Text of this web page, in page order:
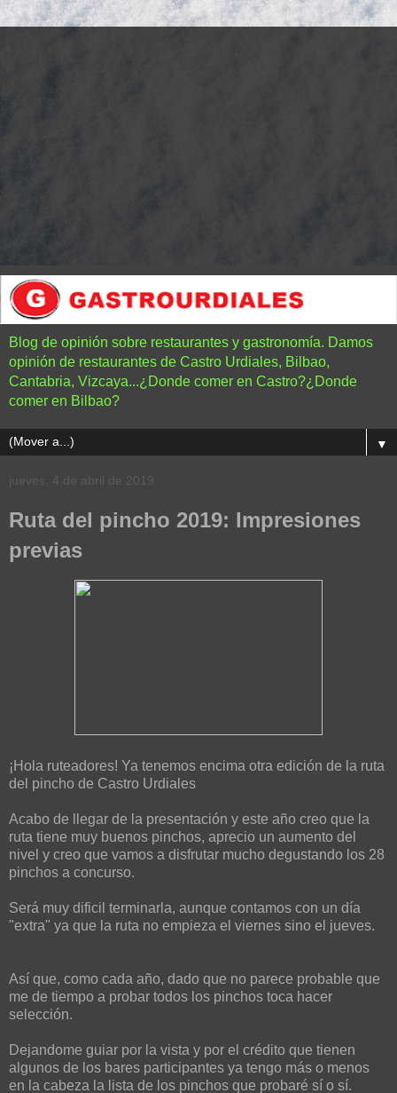
Blog de opinión sobre restaurantes y gastronomía. Damos
opinión de restaurantes de Castro Urdiales, Bilbao,
Cantabria, Vizcaya...¿Donde comer en Castro?¿Donde
comer en Bilbao?
▼
jueves, 4 de abril de 2019
Ruta del pincho 2019: Impresiones
previas
¡Hola ruteadores! Ya tenemos encima otra edición de la ruta
del pincho de Castro Urdiales
Acabo de llegar de la presentación y este año creo que la
ruta tiene muy buenos pinchos, aprecio un aumento del
nivel y creo que vamos a disfrutar mucho degustando los 28
pinchos a concurso.
Será muy dificil terminarla, aunque contamos con un día
"extra" ya que la ruta no empieza el viernes sino el jueves.
Así que, como cada año, dado que no parece probable que
me de tiempo a probar todos los pinchos toca hacer
selección.
Dejandome guiar por la vista y por el crédito que tienen
algunos de los bares participantes ya tengo más o menos
en la cabeza la lista de los pinchos que probaré sí o sí.